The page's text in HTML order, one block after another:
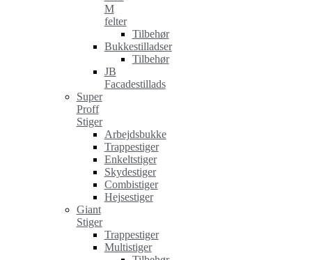
M
felter
Tilbehør
Bukkestilladser
Tilbehør
JB
Facadestillads
Super
Proff
Stiger
Arbejdsbukke
Trappestiger
Enkeltstiger
Skydestiger
Combistiger
Hejsestiger
Giant
Stiger
Trappestiger
Multistiger